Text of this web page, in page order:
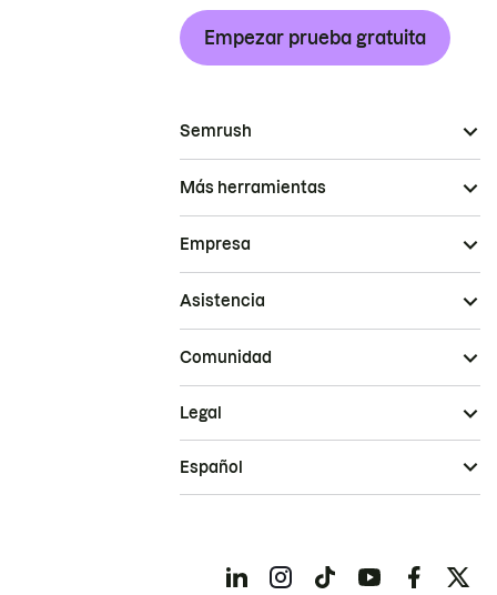
Empezar prueba gratuita
Semrush
Más herramientas
Empresa
Asistencia
Comunidad
Legal
Español